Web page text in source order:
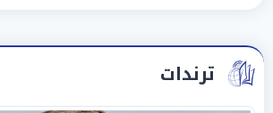
ترندات